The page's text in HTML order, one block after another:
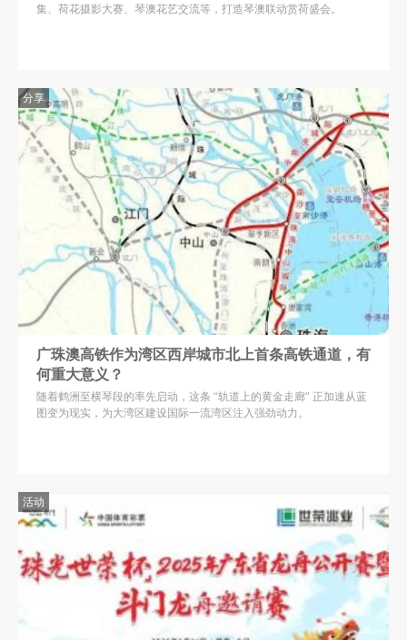
集、荷花摄影大赛、琴澳花艺交流等，打造琴澳联动赏荷盛会。
分享
广珠澳高铁作为湾区西岸城市北上首条高铁通道，有
何重大意义？
随着鹤洲至横琴段的率先启动，这条 “轨道上的黄金走廊” 正加速从蓝
图变为现实，为大湾区建设国际一流湾区注入强劲动力。
活动